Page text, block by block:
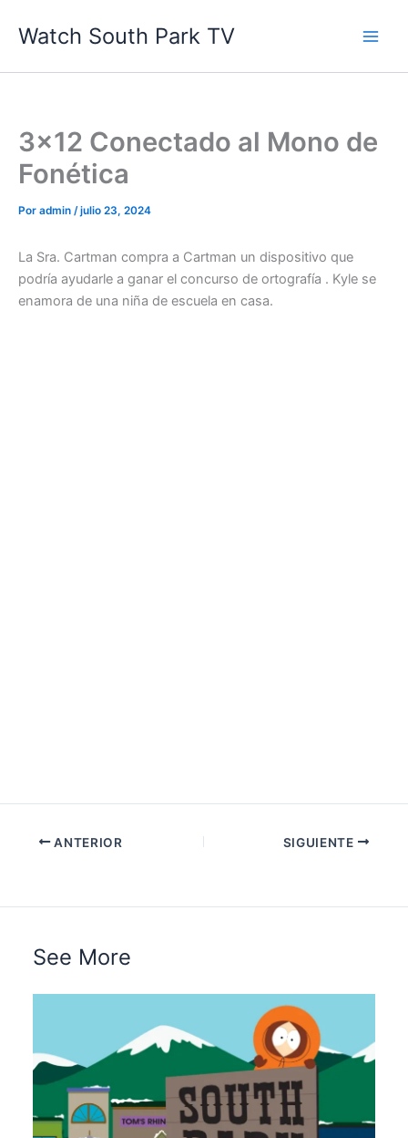
Watch South Park TV
3×12 Conectado al Mono de
Fonética
Por admin /julio 23, 2024
La Sra. Cartman compra a Cartman un dispositivo que
podría ayudarle a ganar el concurso de ortografía . Kyle se
enamora de una niña de escuela en casa.
ANTERIOR SIGUIENTE
See More